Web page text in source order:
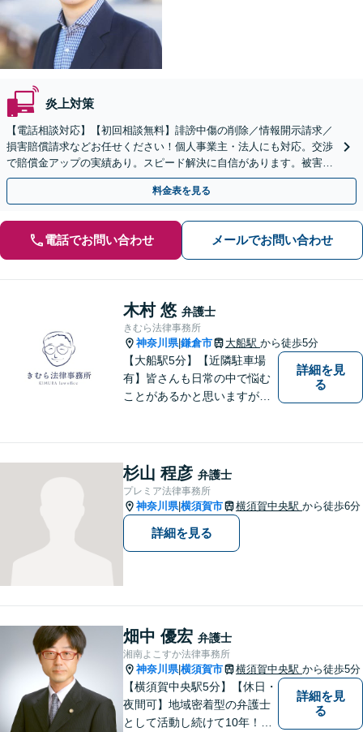
炎上対策
【電話相談対応】【初回相談無料】誹謗中傷の削除／情報開示請求／
損害賠償請求などお任せください！個人事業主・法人にも対応。交渉
で賠償金アップの実績あり。スピード解決に自信があります。被害が
広がる前にお早めにご相談ください。【夜間・休日面談可】
料金表を見る
電話でお問い合わせ メールでお問い合わせ
木村 悠 弁護士
きむら法律事務所
神奈川県|鎌倉市 大船駅 から徒歩5分
【大船駅5分】【近隣駐車場
有】皆さんも日常の中で悩む
ことがあるかと思いますが、
方々により良い法律サービス
を届けていきたいと思いま
す。 ぜひご相談ください。
詳細を見
る
杉山 程彦 弁護士
プレミア法律事務所
神奈川県|横須賀市 横須賀中央駅 から徒歩6分
詳細を見る
畑中 優宏 弁護士
湘南よこすか法律事務所
神奈川県|横須賀市 横須賀中央駅 から徒歩5分
【横須賀中央駅5分】【休日・
夜間可】地域密着型の弁護士
として活動し続けて10年！豊
詳細を見
る